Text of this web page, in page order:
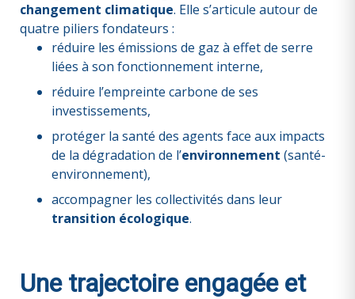
changement climatique. Elle s’articule autour de
quatre piliers fondateurs :
réduire les émissions de gaz à effet de serre
liées à son fonctionnement interne,
réduire l’empreinte carbone de ses
investissements,
protéger la santé des agents face aux impacts
de la dégradation de l’environnement (santé-
environnement),
accompagner les collectivités dans leur
transition écologique.
Une trajectoire engagée et